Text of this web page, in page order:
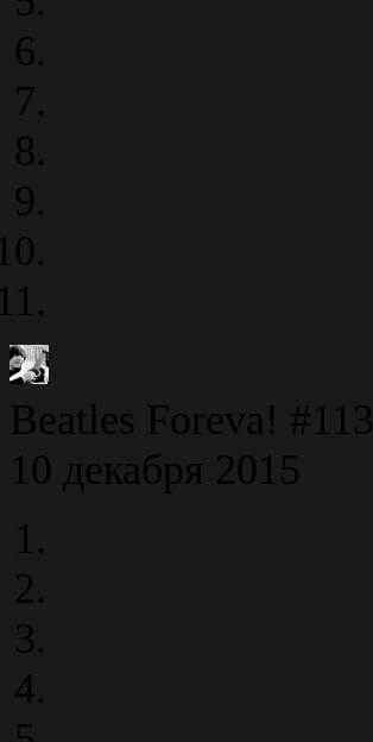
Beatles Foreva! #113
10 декабря 2015